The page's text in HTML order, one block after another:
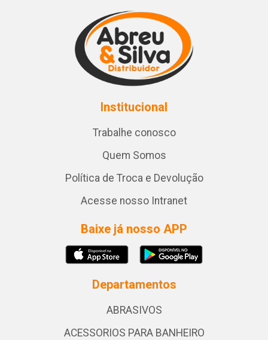
Institucional
Trabalhe conosco
Quem Somos
Política de Troca e Devolução
Acesse nosso Intranet
Baixe já nosso APP
Departamentos
ABRASIVOS
ACESSORIOS PARA BANHEIRO